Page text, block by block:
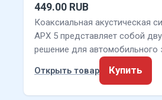
449.00 RUB
Коаксиальная акустическая
APX 5 представляет собой
решение для автомобильного
Открыть товар
Купить